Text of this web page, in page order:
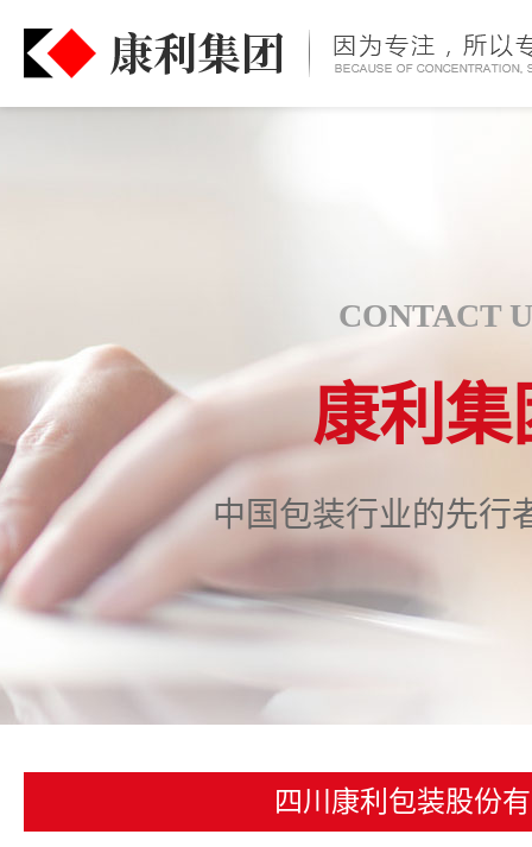
CONTACT
康利集
中国包装行业的先行
四川康利包装股份